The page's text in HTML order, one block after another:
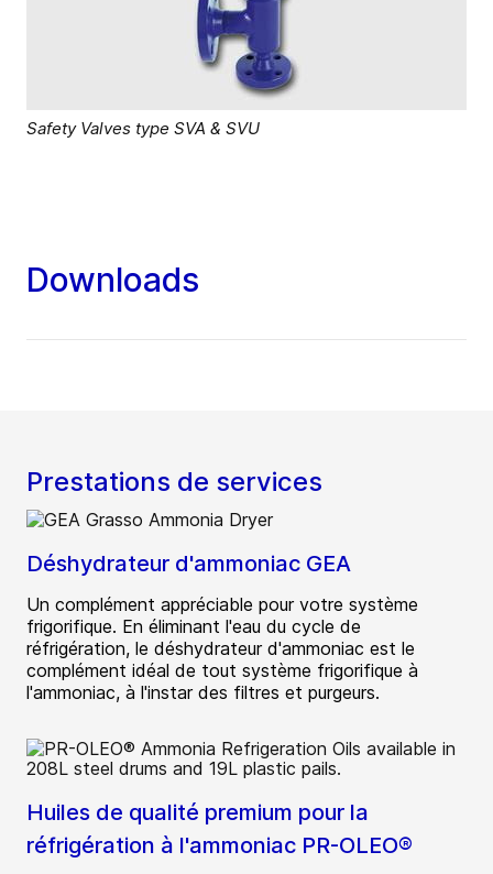
Safety Valves type SVA & SVU
Downloads
Prestations de services
Déshydrateur d'ammoniac GEA
Un complément appréciable pour votre système
frigorifique. En éliminant l'eau du cycle de
réfrigération, le déshydrateur d'ammoniac est le
complément idéal de tout système frigorifique à
l'ammoniac, à l'instar des filtres et purgeurs.
Huiles de qualité premium pour la
réfrigération à l'ammoniac PR-OLEO®